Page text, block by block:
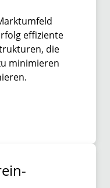
effiziente
die
minimieren